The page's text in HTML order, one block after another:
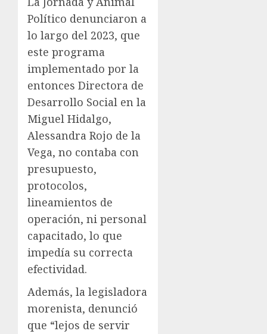
Político denunciaron a
lo largo del 2023, que
este programa
implementado por la
entonces Directora de
Desarrollo Social en la
Miguel Hidalgo,
Alessandra Rojo de la
Vega, no contaba con
presupuesto,
protocolos,
lineamientos de
operación, ni personal
capacitado, lo que
impedía su correcta
efectividad.
Además, la legisladora
morenista, denunció
que “lejos de servir